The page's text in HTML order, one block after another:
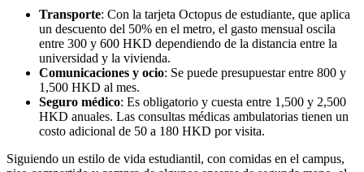
Transporte: Con la tarjeta Octopus de estudiante, que aplica
un descuento del 50% en el metro, el gasto mensual oscila
entre 300 y 600 HKD dependiendo de la distancia entre la
universidad y la vivienda.
Comunicaciones y ocio: Se puede presupuestar entre 800 y
1,500 HKD al mes.
Seguro médico: Es obligatorio y cuesta entre 1,500 y 2,500
HKD anuales. Las consultas médicas ambulatorias tienen un
costo adicional de 50 a 180 HKD por visita.
Siguiendo un estilo de vida estudiantil, con comidas en el campus,